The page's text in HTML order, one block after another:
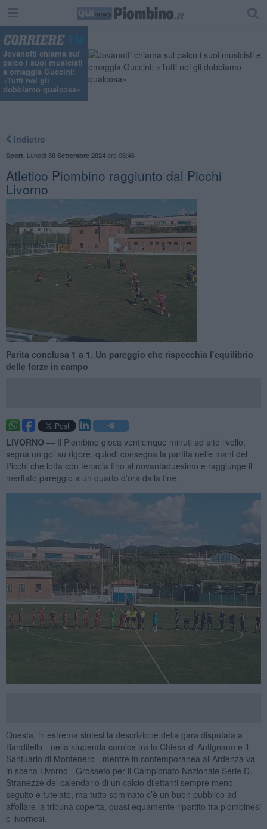
Jovanotti chiama sul
palco i suoi musicisti
e omaggia Guccini:
«Tutti noi gli
dobbiamo qualcosa»
Indietro
Sport Lunedì 30 Settembre 2024ore 06:46
Atletico Piombino raggiunto dal Picchi
Livorno
Parita conclusa 1 a 1. Un pareggio che rispecchia l’equilibrio
delle forze in campo
LIVORNO — Il Piombino gioca venticinque minuti ad alto livello,
segna un gol su rigore, quindi consegna la partita nelle mani del
Picchi che lotta con tenacia fino al novantaduesimo e raggiunge il
meritato pareggio a un quarto d’ora dalla fine.
Questa, in estrema sintesi la descrizione della gara disputata a
Banditella - nella stupenda cornice tra la Chiesa di Antignano e il
Santuario di Montenero - mentre in contemporanea all’Ardenza va
in scena Livorno - Grosseto per il Campionato Nazionale Serie D.
Stranezze del calendario di un calcio dilettanti sempre meno
seguito e tutelato, ma tutto sommato c’è un buon pubblico ad
affollare la tribuna coperta, quasi equamente ripartito tra piombinesi
e livornesi.